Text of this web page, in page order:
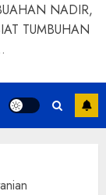
NADIR,
TUMBUHAN